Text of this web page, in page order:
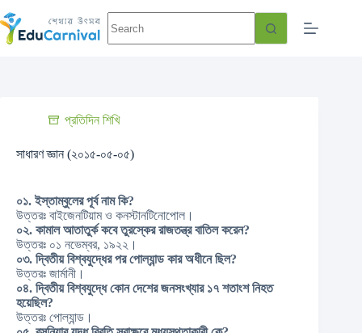
প্রতিদিন শিখি
সাধারণ জ্ঞান (২০১৫-০৫-০৫)
০১. ইস্তাম্বুলের পূর্ব নাম কি?
উত্তরঃ বাইজেনটিয়াম ও কনস্টানটিনোপোল।
০২. কামাল আতাতুর্ক কবে তুরস্কের রাজতন্ত্র বাতিল করেন?
উত্তরঃ ০১ নভেম্বর, ১৯২২।
০৩. দ্বিতীয় বিশ্বযুদ্ধের পর পোল্যান্ড কার অধীনে ছিল?
উত্তরঃ জার্মানী।
০৪. দ্বিতীয় বিশ্বযুদ্ধে কোন দেশের জনসংখ্যার ১৭ শতাংশ নিহত
হয়েছিল?
উত্তরঃ পোল্যান্ড।